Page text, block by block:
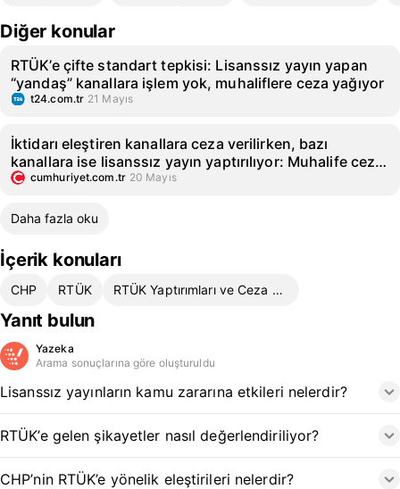
Diğer konular
RTÜK’e çifte standart tepkisi: Lisanssız yayın yapan
“yandaş” kanallara işlem yok, muhaliflere ceza yağıyor
t24.com.tr 21 Mayıs
İktidarı eleştiren kanallara ceza verilirken, bazı
kanallara ise lisanssız yayın yaptırılıyor: Muhalife ceza,
yandaşa kıyak
cumhuriyet.com.tr 20 Mayıs
Daha fazla oku
İçerik konuları
CHP RTÜK RTÜK Yaptırımları ve Ceza Kararları
Yanıt bulun
Yazeka
Arama sonuçlarına göre oluşturuldu
Lisanssız yayınların kamu zararına etkileri nelerdir?
RTÜK’e gelen şikayetler nasıl değerlendiriliyor?
CHP’nin RTÜK’e yönelik eleştirileri nelerdir?